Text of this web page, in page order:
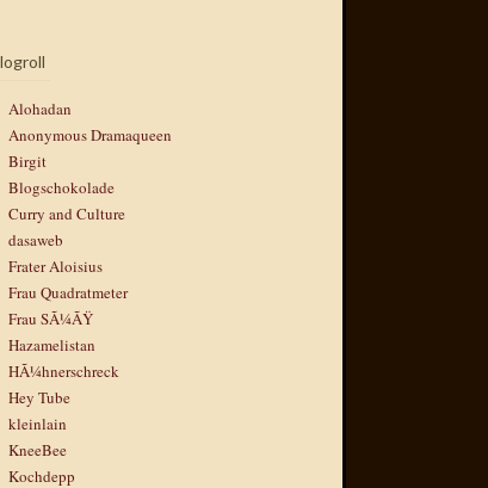
Alohadan
Anonymous Dramaqueen
Birgit
Blogschokolade
Curry and Culture
dasaweb
Frater Aloisius
Frau Quadratmeter
Frau SÃ¼ÃŸ
Hazamelistan
HÃ¼hnerschreck
Hey Tube
kleinlain
KneeBee
Kochdepp